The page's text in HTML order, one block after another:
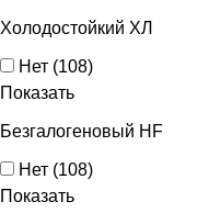
Холодостойкий ХЛ
Нет (108)
Показать
Безгалогеновый HF
Нет (108)
Показать